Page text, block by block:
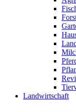
Landwirtschaft